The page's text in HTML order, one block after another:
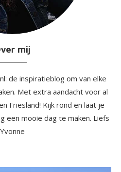
mij
de inspiratieblog om van elke
Met extra aandacht voor al
Friesland! Kijk rond en laat je
een mooie dag te maken. Liefs
Yvonne